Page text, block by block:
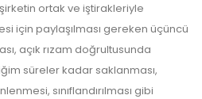
ortak ve iştirakleriyle
için paylaşılması gereken üçüncü
açık rızam doğrultusunda
süreler kadar saklanması,
sınıflandırılması gibi